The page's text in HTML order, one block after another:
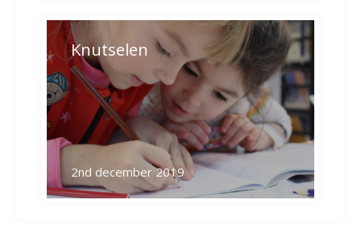
Knutselen
2nd december 2019